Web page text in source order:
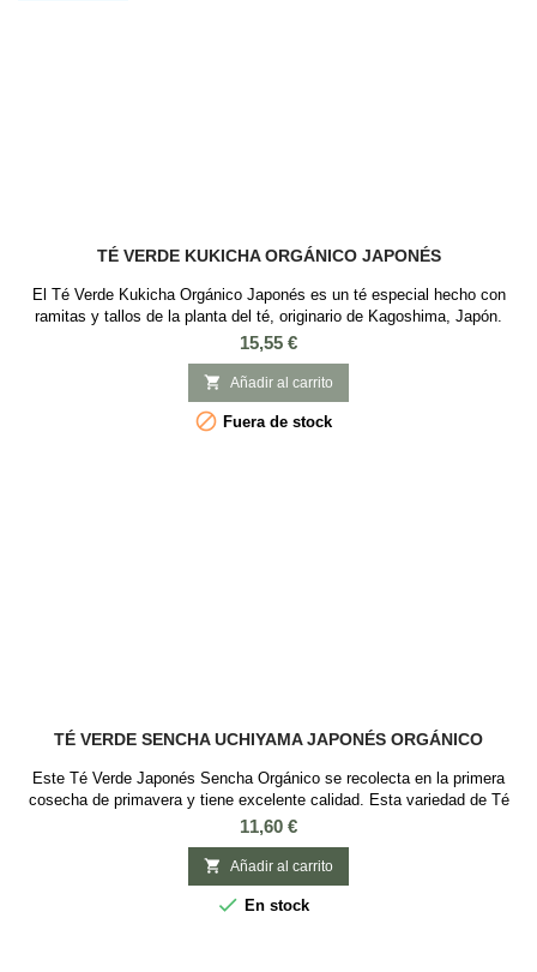
TÉ VERDE KUKICHA ORGÁNICO JAPONÉS
El Té Verde Kukicha Orgánico Japonés es un té especial hecho con
ramitas y tallos de la planta del té, originario de Kagoshima, Japón.
Este té destaca por su sabor suave y ligeramente dulce, con un aroma
reconfortante. Además, es rico en vitaminas y minerales, y tiene un alto
contenido de calcio, siendo una bebida alcalinizante y beneficiosa para
la...
Precio
15,55 €
 Añadir al carrito
 Fuera de stock
TÉ VERDE SENCHA UCHIYAMA JAPONÉS ORGÁNICO
Este Té Verde Japonés Sencha Orgánico se recolecta en la primera
cosecha de primavera y tiene excelente calidad. Esta variedad de Té
sencha Japonés es el té verde con mayor concentración de
antioxidantes según un estudio de oncólogos canadienses.. Este té
verde es de excelente calidad, con alta concentración de antioxidantes.
De licor con tonos dorados y...
Precio
11,60 €
 Añadir al carrito
 En stock